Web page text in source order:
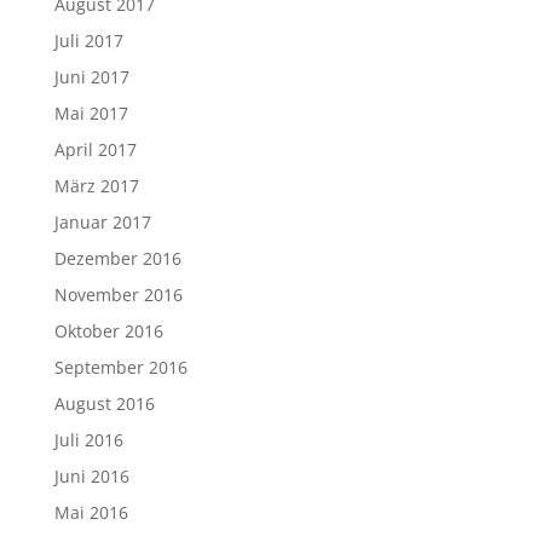
Juli 2017
Juni 2017
Mai 2017
April 2017
März 2017
Januar 2017
Dezember 2016
November 2016
Oktober 2016
September 2016
August 2016
Juli 2016
Juni 2016
Mai 2016